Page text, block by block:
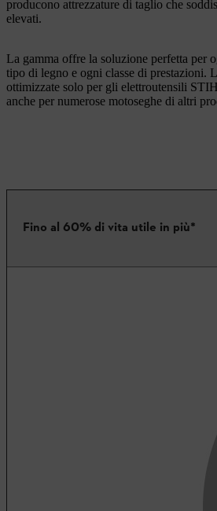
producono attrezzature di taglio che
elevati.
La gamma offre la soluzione perfetta per
tipo di legno e ogni classe di prestazioni.
ottimizzate solo per gli elettroutensili
anche per numerose motoseghe di altri
Fino al 60% di vita utile in più*